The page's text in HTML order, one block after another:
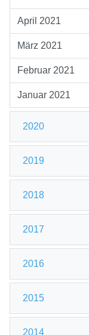
April 2021
März 2021
Februar 2021
Januar 2021
2020
2019
2018
2017
2016
2015
2014